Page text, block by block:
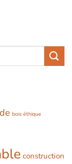
bois éthique
construction